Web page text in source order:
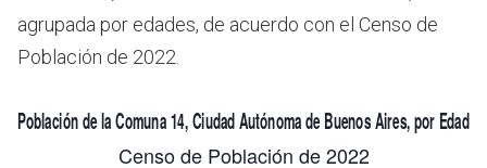
agrupada por edades, de acuerdo con el Censo de
Población de 2022.